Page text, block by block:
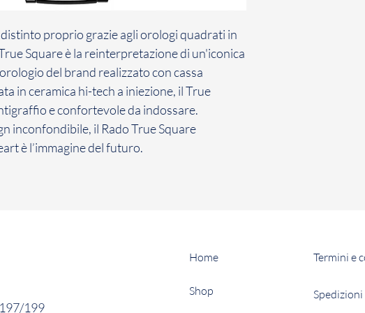
distinto proprio grazie agli orologi quadrati in
Square è la reinterpretazione di un'iconica
del brand realizzato con cassa
in ceramica hi-tech a iniezione, il True
e confortevole da indossare.
inconfondibile, il Rado True Square
è l’immagine del futuro.
199
Home
Shop
Termini e
Spedizioni